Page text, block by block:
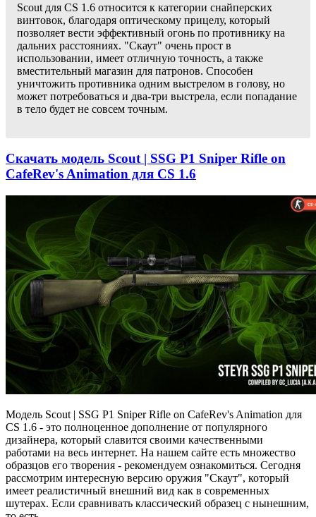
Scout для CS 1.6 относится к категории снайперских
винтовок, благодаря оптическому прицелу, который
позволяет вести эффективный огонь по противнику на
дальних расстояниях. "Скаут" очень прост в
использовании, имеет отличную точность, а также
вместительный магазин для патронов. Способен
уничтожить противника одним выстрелом в голову, но
может потребоваться и два-три выстрела, если попадание
в тело будет не совсем точным.
Скачать модель Scout | SSG P1 Sniper Rifle on
CafeRev's Animation для CS 1.6
Модель Scout | SSG P1 Sniper Rifle on CafeRev's Animation для
CS 1.6 - это полноценное дополнение от популярного
дизайнера, который славится своими качественными
работами на весь интернет. На нашем сайте есть множество
образцов его творения - рекомендуем ознакомиться. Сегодня
рассмотрим интересную версию оружия "Скаут", который
имеет реалистичный внешний вид как в современных
шутерах. Если сравнивать классический образец с нынешним,